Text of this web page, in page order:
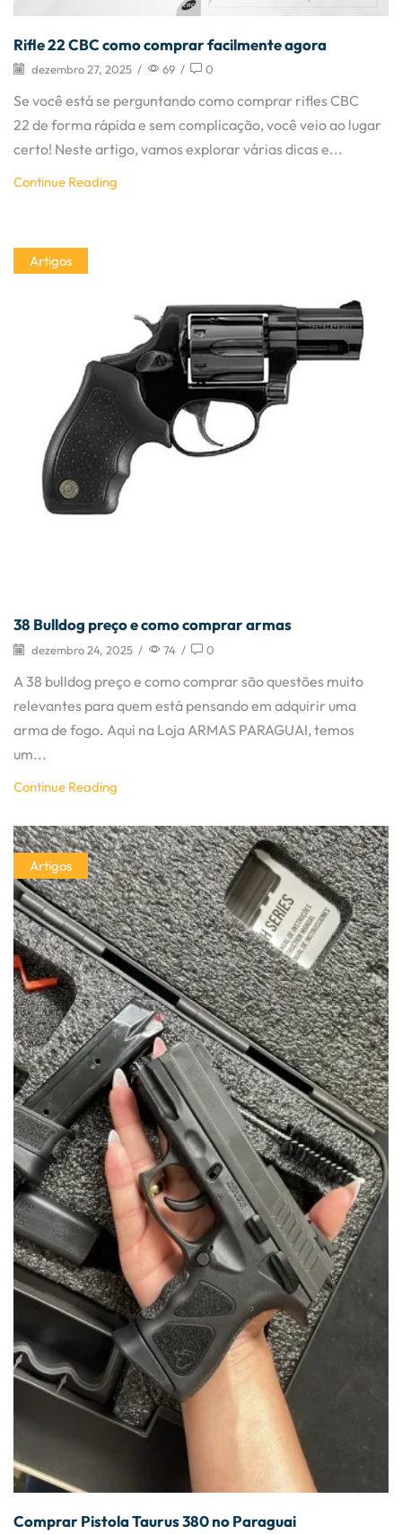
Rifle 22 CBC como comprar facilmente agora
dezembro 27, 2025 / 69 / 0
Se você está se perguntando como comprar rifles CBC
22 de forma rápida e sem complicação, você veio ao lugar
certo! Neste artigo, vamos explorar várias dicas e...
Continue Reading
Artigos
38 Bulldog preço e como comprar armas
dezembro 24, 2025 / 74 / 0
A 38 bulldog preço e como comprar são questões muito
relevantes para quem está pensando em adquirir uma
arma de fogo. Aqui na Loja ARMAS PARAGUAI, temos
um...
Continue Reading
Artigos
Comprar Pistola Taurus 380 no Paraguai